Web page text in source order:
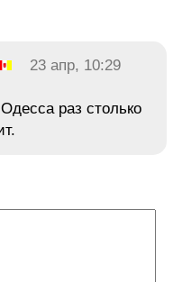
23 апр, 10:29
раз столько